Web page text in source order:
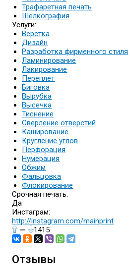
Трафаретная печать
Шелкография
Услуги:
Вёрстка
Дизайн
Разработка фирменного стиля
Ламинирование
Лакирование
Переплет
Биговка
Вырубка
Высечка
Тиснение
Сверление отверстий
Каширование
Кругление углов
Перфорация
Нумерация
Обжим
Фальцовка
Флокирование
Срочная печать:
Да
Инстаграм:
http://instagram.com/mainprint
—
1415
Отзывы